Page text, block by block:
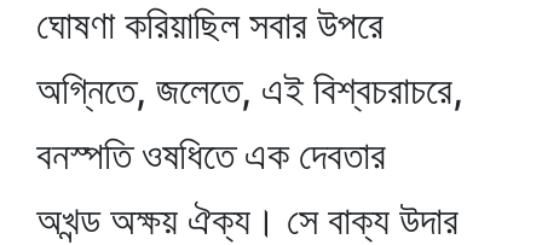
ঘোষণা করিয়াছিল সবার উপরে
অগ্নিতে, জলেতে, এই বিশ্বচরাচরে,
বনস্পতি ওষধিতে এক দেবতার
অখন্ড অক্ষয় ঐক্য। সে বাক্য উদার